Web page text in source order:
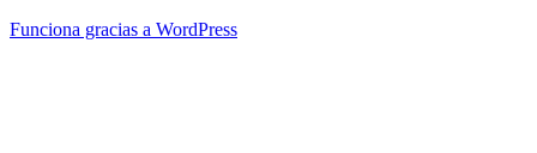
Funciona gracias a WordPress